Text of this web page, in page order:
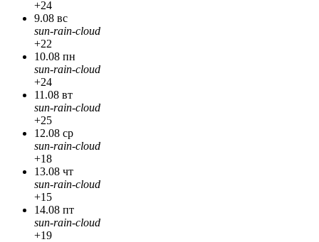
+24
9.08 вс
sun-rain-cloud
+22
10.08 пн
sun-rain-cloud
+24
11.08 вт
sun-rain-cloud
+25
12.08 ср
sun-rain-cloud
+18
13.08 чт
sun-rain-cloud
+15
14.08 пт
sun-rain-cloud
+19